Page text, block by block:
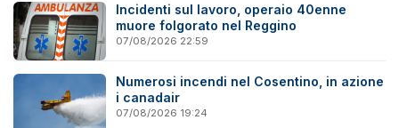
Incidenti sul lavoro, operaio 40enne
muore folgorato nel Reggino
07/08/2026 22:59
Numerosi incendi nel Cosentino, in azione
i canadair
07/08/2026 19:24